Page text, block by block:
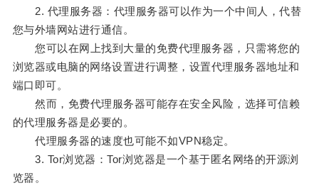
2. 代理服务器：代理服务器可以作为一个中间人，代替
您与外墙网站进行通信。
您可以在网上找到大量的免费代理服务器，只需将您的
浏览器或电脑的网络设置进行调整，设置代理服务器地址和
端口即可。
然而，免费代理服务器可能存在安全风险，选择可信赖
的代理服务器是必要的。
代理服务器的速度也可能不如VPN稳定。
3. Tor浏览器：Tor浏览器是一个基于匿名网络的开源浏
览器。